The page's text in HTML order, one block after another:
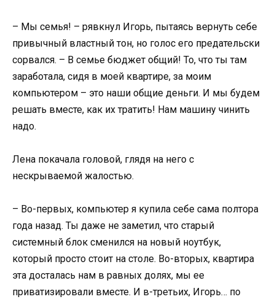
– Мы семья! – рявкнул Игорь, пытаясь вернуть себе
привычный властный тон, но голос его предательски
сорвался. – В семье бюджет общий! То, что ты там
заработала, сидя в моей квартире, за моим
компьютером – это наши общие деньги. И мы будем
решать вместе, как их тратить! Нам машину чинить
надо.
Лена покачала головой, глядя на него с
нескрываемой жалостью.
– Во-первых, компьютер я купила себе сама полтора
года назад. Ты даже не заметил, что старый
системный блок сменился на новый ноутбук,
который просто стоит на столе. Во-вторых, квартира
эта досталась нам в равных долях, мы ее
приватизировали вместе. И в-третьих, Игорь… по